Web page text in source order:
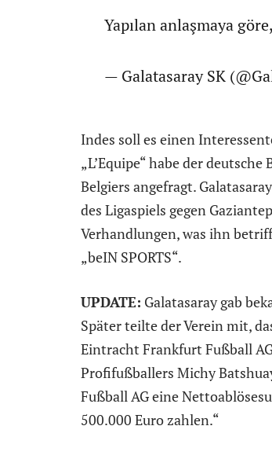
Yapılan anlaşmaya
— Galatasaray SK
Indes soll es einen
„L’Equipe“ habe der
Belgiers angefragt.
des Ligaspiels gegen
Verhandlungen, was ihn
„beIN SPORTS“.
UPDATE: Galatasaray gab
Später teilte der Verein mit,
Eintracht Frankfurt Fußball
Profifußballers Michy
Fußball AG eine
500.000 Euro zahlen.“